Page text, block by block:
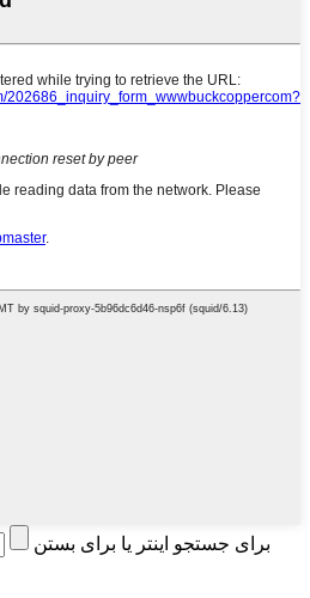
برای جستجو اینتر یا برای بستن